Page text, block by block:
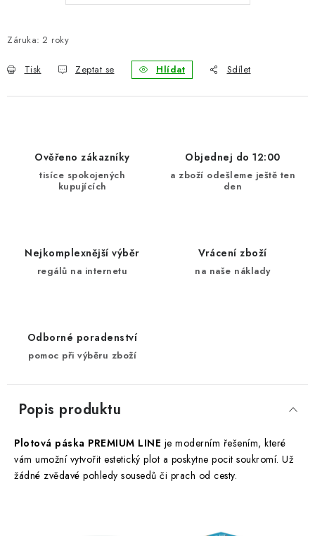
Záruka: 2 roky
Tisk Zeptat se Hlídat Sdílet
Ověřeno zákazníky
tisíce spokojených
kupujících
Objednej do 12:00
a zboží odešleme ještě ten
den
Nejkomplexnější výběr
regálů na internetu
Vrácení zboží
na naše náklady
Odborné poradenství
pomoc při výběru zboží
Popis produktu
Plotová páska PREMIUM LINE je moderním řešením, které
vám umožní vytvořit estetický plot a poskytne pocit soukromí. Už
žádné zvědavé pohledy sousedů či prach od cesty.